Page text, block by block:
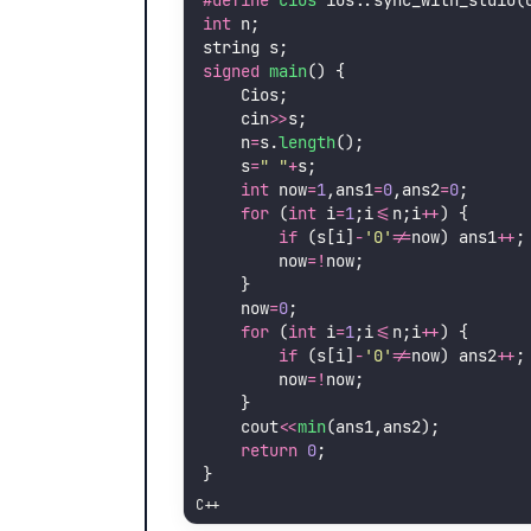
int n;
string s;
signed main() {
    Cios;
    cin
>>s;
    n
=s.length();
    s
=" "+s;
int now=1,ans1=0,ans2=0;
for (int i=1;i<= n;i++) {
if (s[i] - ' 0'!=now) ans1++ ;
        now
=! now;
    }
    now
=0;
for (int i=1;i<= n;i++) {
if (s[i] - ' 0'!=now) ans2++ ;
        now
=! now;
    }
    cout
<<min(ans1,ans2);
return 0;
}
C++